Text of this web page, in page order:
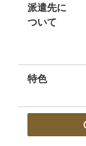
派遣先に
ついて
特色